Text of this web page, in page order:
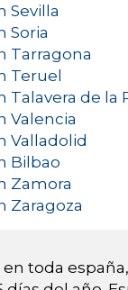
Sevilla
Soria
Tarragona
Teruel
Talavera de la
Valencia
Valladolid
Bilbao
Zamora
Zaragoza
toda